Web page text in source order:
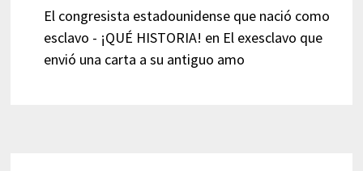
El congresista estadounidense que nació como
esclavo - ¡QUÉ HISTORIA! en El exesclavo que
envió una carta a su antiguo amo